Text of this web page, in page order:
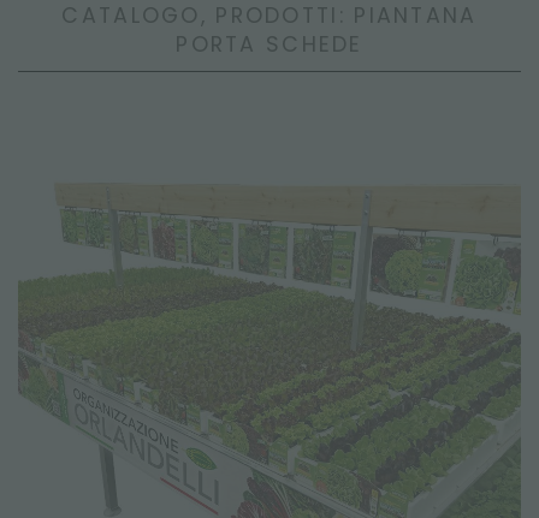
CATALOGO, PRODOTTI: PIANTANA
PORTA SCHEDE